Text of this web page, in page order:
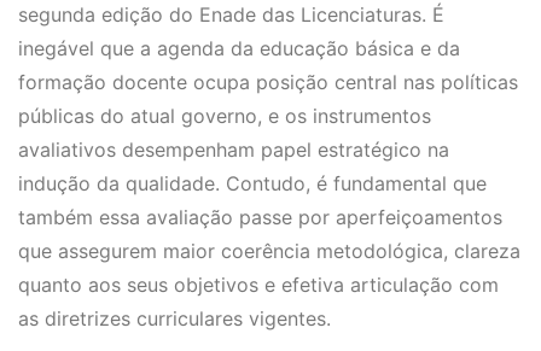
segunda edição do Enade das Licenciaturas. É
inegável que a agenda da educação básica e da
formação docente ocupa posição central nas políticas
públicas do atual governo, e os instrumentos
avaliativos desempenham papel estratégico na
indução da qualidade. Contudo, é fundamental que
também essa avaliação passe por aperfeiçoamentos
que assegurem maior coerência metodológica, clareza
quanto aos seus objetivos e efetiva articulação com
as diretrizes curriculares vigentes.